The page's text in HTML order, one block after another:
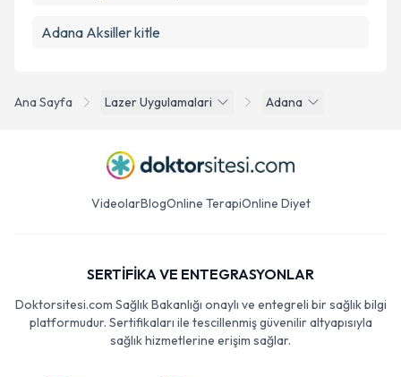
Ana Sayfa Lazer Uygulamalari Adana
Adana Aksiller kitle
VideolarBlogOnline TerapiOnline Diyet
SERTİFİKA VE ENTEGRASYONLAR
Doktorsitesi.com Sağlık Bakanlığı onaylı ve entegreli bir sağlık bilgi
platformudur. Sertifikaları ile tescillenmiş güvenilir altyapısıyla
sağlık hizmetlerine erişim sağlar.